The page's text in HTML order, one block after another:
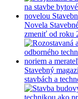
Novela
zmeniť od roku
Stavebný
stavbách a